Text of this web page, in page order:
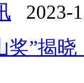
2023-
奖”揭